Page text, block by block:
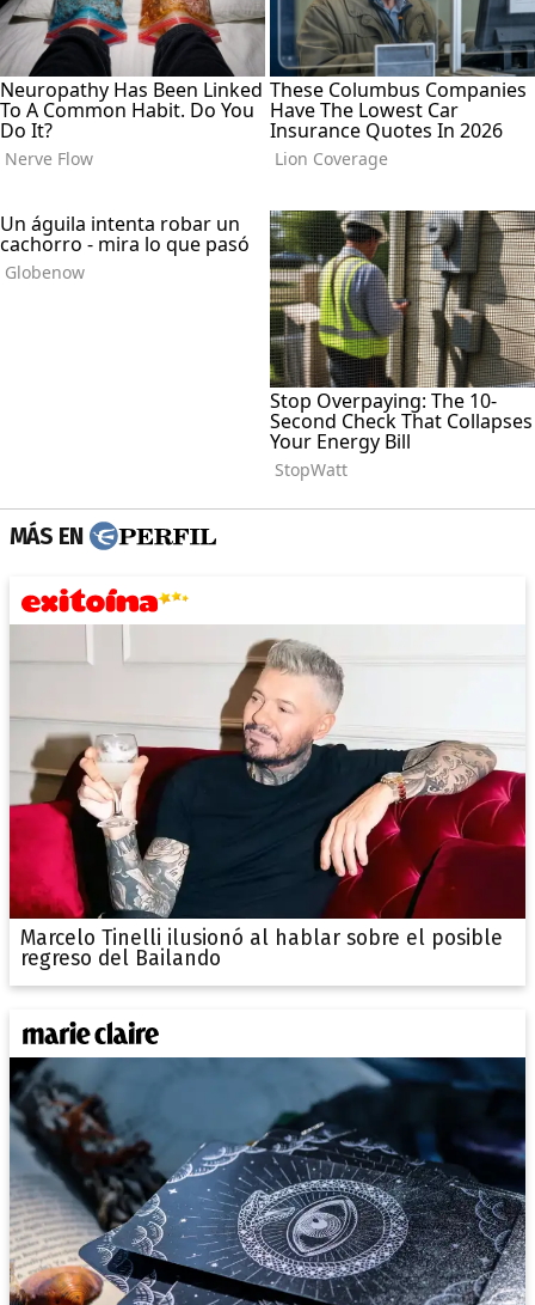
MÁS EN
Marcelo Tinelli ilusionó al hablar sobre el posible
regreso del Bailando